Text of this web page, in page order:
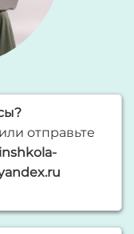
или отправьте